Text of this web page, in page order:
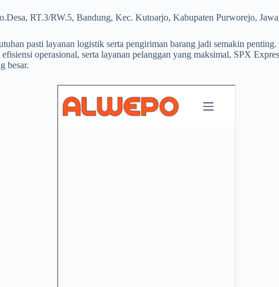
RT.3/RW.5, Bandung, Kec. Kutoarjo, Kabupaten Purworejo,
pasti layanan logistik serta pengiriman barang jadi semakin
operasional, serta layanan pelanggan yang maksimal, SPX
besar.